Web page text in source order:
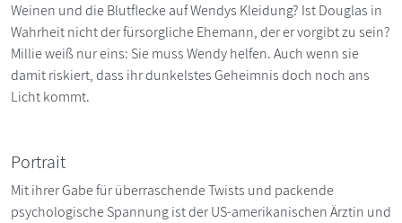
Weinen und die Blutflecke auf Wendys Kleidung? Ist Douglas in
Wahrheit nicht der fürsorgliche Ehemann, der er vorgibt zu sein?
Millie weiß nur eins: Sie muss Wendy helfen. Auch wenn sie
damit riskiert, dass ihr dunkelstes Geheimnis doch noch ans
Licht kommt.
Portrait
Mit ihrer Gabe für überraschende Twists und packende
psychologische Spannung ist der US-amerikanischen Ärztin und